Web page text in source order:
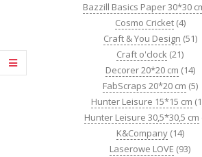
Bazzill Basics Paper 30*30
Cosmo Cricket (4)
Craft & You Design (51)
Craft o'clock (21)
Decorer 20*20 cm (14)
FabScraps 20*20 cm (5)
Hunter Leisure 15*15 cm
Hunter Leisure 30,5*30,5 cm
K&Company (14)
Laserowe LOVE (93)